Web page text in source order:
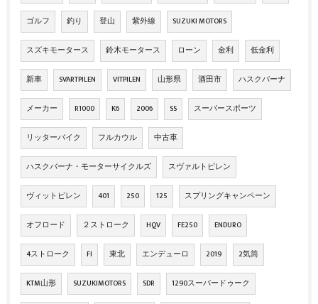
ゴルフ 釣り 登山 紫外線 SUZUKI MOTORS
スズキモータース 鈴木モータース ローン 金利 低金利
新車 SVARTPILEN VITPILEN 山形県 酒田市 ハスクバーナ
メーカー R1000 K6 2006 SS スーパースポーツ
リッターバイク フルカウル 中古車
ハスクバーナ・モーターサイクルズ スヴァルトピレン
ヴィットピレン 401 250 125 スプリングキャンペーン
オフロード ２ストローク HQV FE250 ENDURO
4ストローク FI 東北 エンデューロ 2019 2気筒
KTM山形 SUZUKIMOTORS SDR 1290スーパードゥーク